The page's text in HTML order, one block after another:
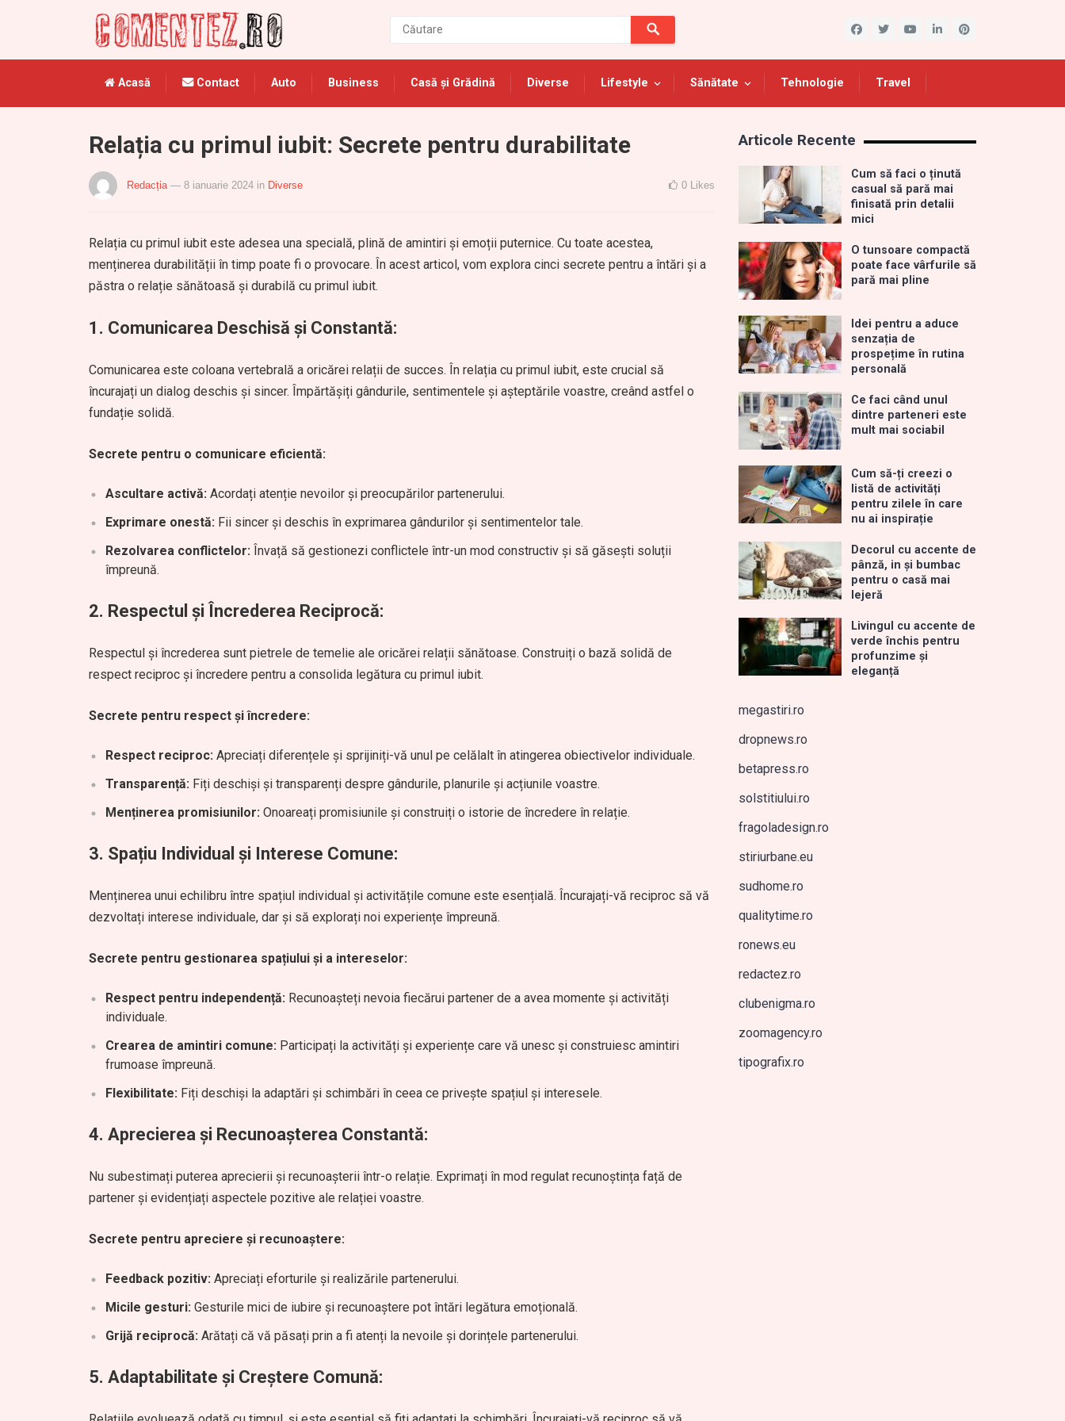
Acasă Contact Auto Business Casă și Grădină Diverse Lifestyle Sănătate Tehnologie Travel
Relația cu primul iubit: Secrete pentru durabilitate
Redacția — 8 ianuarie 2024 in Diverse 0 Likes
Relația cu primul iubit este adesea una specială, plină de amintiri și emoții puternice. Cu toate acestea,
menținerea durabilității în timp poate fi o provocare. În acest articol, vom explora cinci secrete pentru a întări și a
păstra o relație sănătoasă și durabilă cu primul iubit.
1. Comunicarea Deschisă și Constantă:
Comunicarea este coloana vertebrală a oricărei relații de succes. În relația cu primul iubit, este crucial să
încurajați un dialog deschis și sincer. Împărtășiți gândurile, sentimentele și așteptările voastre, creând astfel o
fundație solidă.
Secrete pentru o comunicare eficientă:
Ascultare activă: Acordați atenție nevoilor și preocupărilor partenerului.
Exprimare onestă: Fii sincer și deschis în exprimarea gândurilor și sentimentelor tale.
Rezolvarea conflictelor: Învață să gestionezi conflictele într-un mod constructiv și să găsești soluții
împreună.
2. Respectul și Încrederea Reciprocă:
Respectul și încrederea sunt pietrele de temelie ale oricărei relații sănătoase. Construiți o bază solidă de
respect reciproc și încredere pentru a consolida legătura cu primul iubit.
Secrete pentru respect și încredere:
Respect reciproc: Apreciați diferențele și sprijiniți-vă unul pe celălalt în atingerea obiectivelor individuale.
Transparență: Fiți deschiși și transparenți despre gândurile, planurile și acțiunile voastre.
Menținerea promisiunilor: Onoareați promisiunile și construiți o istorie de încredere în relație.
3. Spațiu Individual și Interese Comune:
Menținerea unui echilibru între spațiul individual și activitățile comune este esențială. Încurajați-vă reciproc să vă
dezvoltați interese individuale, dar și să explorați noi experiențe împreună.
Secrete pentru gestionarea spațiului și a intereselor:
Respect pentru independență: Recunoașteți nevoia fiecărui partener de a avea momente și activități
individuale.
Crearea de amintiri comune: Participați la activități și experiențe care vă unesc și construiesc amintiri
frumoase împreună.
Flexibilitate: Fiți deschiși la adaptări și schimbări în ceea ce privește spațiul și interesele.
4. Aprecierea și Recunoașterea Constantă:
Nu subestimați puterea aprecierii și recunoașterii într-o relație. Exprimați în mod regulat recunoștința față de
partener și evidențiați aspectele pozitive ale relației voastre.
Secrete pentru apreciere și recunoaștere:
Feedback pozitiv: Apreciați eforturile și realizările partenerului.
Micile gesturi: Gesturile mici de iubire și recunoaștere pot întări legătura emoțională.
Grijă reciprocă: Arătați că vă păsați prin a fi atenți la nevoile și dorințele partenerului.
5. Adaptabilitate și Creștere Comună:
Articole Recente
Cum să faci o ținută
casual să pară mai
finisată prin detalii
mici
O tunsoare compactă
poate face vârfurile să
pară mai pline
Idei pentru a aduce
senzația de
prospețime în rutina
personală
Ce faci când unul
dintre parteneri este
mult mai sociabil
Cum să-ți creezi o
listă de activități
pentru zilele în care
nu ai inspirație
Decorul cu accente de
pânză, in și bumbac
pentru o casă mai
lejeră
Livingul cu accente de
verde închis pentru
profunzime și
eleganță
megastiri.ro
dropnews.ro
betapress.ro
solstitiului.ro
fragoladesign.ro
stiriurbane.eu
sudhome.ro
qualitytime.ro
ronews.eu
redactez.ro
clubenigma.ro
zoomagency.ro
tipografix.ro